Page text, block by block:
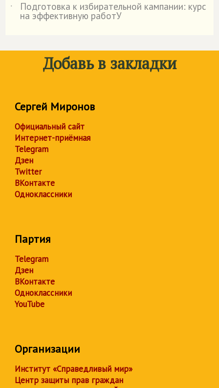
˙
Подготовка к избирательной кампании: курс
на эффективную работУ
Добавь в закладки
Сергей Миронов
Официальный сайт
Интернет-приёмная
Telegram
Дзен
Twitter
ВКонтакте
Одноклассники
Партия
Telegram
Дзен
ВКонтакте
Одноклассники
YouTube
Организации
Институт «Справедливый мир»
Центр защиты прав граждан